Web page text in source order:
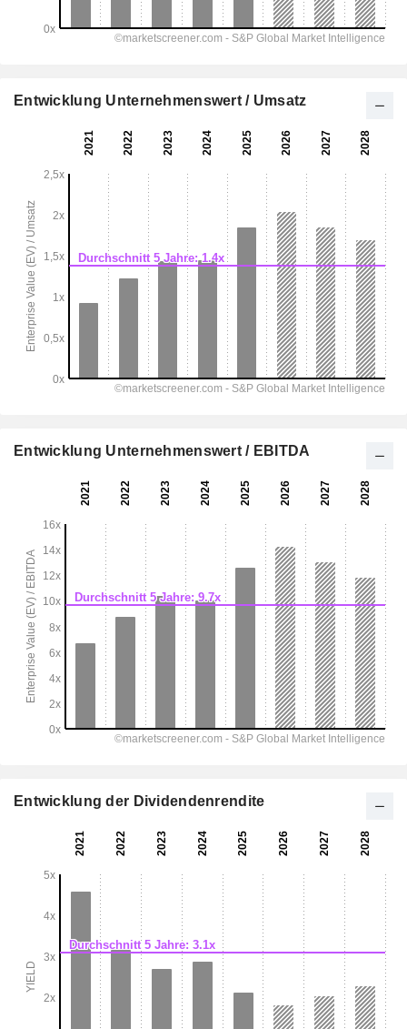
Entwicklung Unternehmenswert / Umsatz
Entwicklung Unternehmenswert / EBITDA
Entwicklung der Dividendenrendite